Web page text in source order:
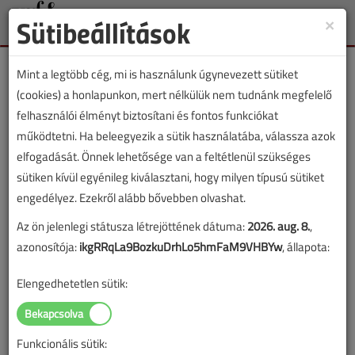
Toggle
Lapszám:
TARTALOM
Az aquapónia I.
Figylem! Ez a cikk 13 éve frissült utoljára. A benne szereplő
információk mára aktualitásukat veszíthették, valamint a tartalom
×
Sütibeállítások
Mint a legtöbb cég, mi is használunk úgynevezett sütiket
(cookies) a honlapunkon, mert nélkülük nem tudnánk megfelelő
felhasználói élményt biztosítani és fontos funkciókat
működtetni. Ha beleegyezik a sütik használatába, válassza azok
elfogadását. Önnek lehetősége van a feltétlenül szükséges
sütiken kívül egyénileg kiválasztani, hogy milyen típusú sütiket
engedélyez. Ezekről alább bővebben olvashat.
Az ön jelenlegi státusza létrejöttének dátuma:2026. aug. 8.,
azonosítója:ikgRRqLa9BozkuDrhLo5hmFaM9VHBYw, állapota:
Elengedhetetlen sütik:
Funkcionális sütik: